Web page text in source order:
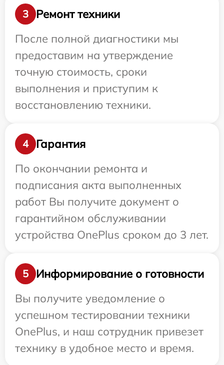
3
Ремонт техники
После полной диагностики мы
предоставим на утверждение
точную стоимость, сроки
выполнения и приступим к
восстановлению техники.
4
Гарантия
По окончании ремонта и
подписания акта выполненных
работ Вы получите документ о
гарантийном обслуживании
устройства OnePlus сроком до 3 лет.
5
Информирование о готовности
Вы получите уведомление о
успешном тестировании техники
OnePlus, и наш сотрудник привезет
технику в удобное место и время.